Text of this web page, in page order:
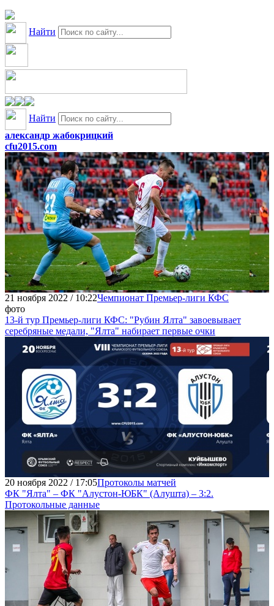
Найти
Найти
александр жабокрицкий
cfu2015.com
21 ноября 2022 / 10:22Чемпионат Премьер-лиги КФС
фото
13-й тур Премьер-лиги КФС: "Рубин Ялта" завоевывает
серебряные медали, "Ялта" набирает первые очки
20 ноября 2022 / 17:05Протоколы матчей
ФК "Ялта" – ФК "Алустон-ЮБК" (Алушта) – 3:2.
Протокольные данные